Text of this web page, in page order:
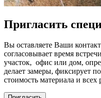
Пригласить
Вы оставляете Ваши
согласовывает время
участок, офис или дом,
делает замеры, фиксирует
стоимость материала и всех